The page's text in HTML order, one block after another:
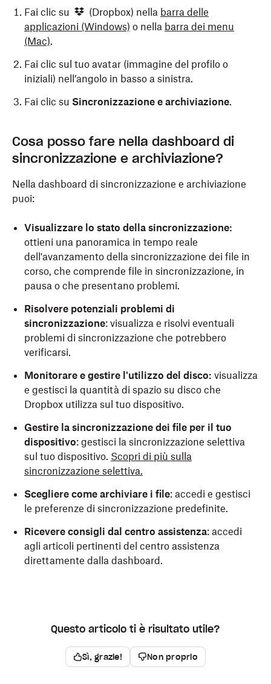
Fai clic su (Dropbox) nella barra delle
applicazioni (Windows) o nella barra dei menu
(Mac).
Fai clic sul tuo avatar (immagine del profilo o
iniziali) nell’angolo in basso a sinistra.
Fai clic su Sincronizzazione e archiviazione.
Cosa posso fare nella dashboard di
sincronizzazione e archiviazione?
Nella dashboard di sincronizzazione e archiviazione
puoi:
Visualizzare lo stato della sincronizzazione:
ottieni una panoramica in tempo reale
dell'avanzamento della sincronizzazione dei file in
corso, che comprende file in sincronizzazione, in
pausa o che presentano problemi.
Risolvere potenziali problemi di
sincronizzazione: visualizza e risolvi eventuali
problemi di sincronizzazione che potrebbero
verificarsi.
Monitorare e gestire l'utilizzo del disco: visualizza
e gestisci la quantità di spazio su disco che
Dropbox utilizza sul tuo dispositivo.
Gestire la sincronizzazione dei file per il tuo
dispositivo: gestisci la sincronizzazione selettiva
sul tuo dispositivo. Scopri di più sulla
sincronizzazione selettiva.
Scegliere come archiviare i file: accedi e gestisci
le preferenze di sincronizzazione predefinite.
Ricevere consigli dal centro assistenza: accedi
agli articoli pertinenti del centro assistenza
direttamente dalla dashboard.
Questo articolo ti è risultato utile?
Sì, grazie! Non proprio